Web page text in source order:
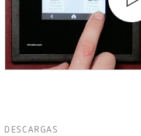
DESCARGAS